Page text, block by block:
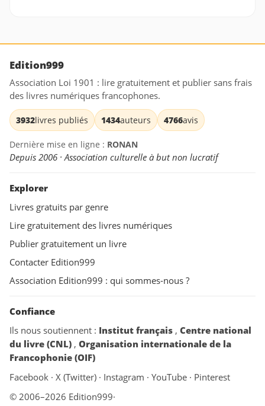
Edition999
Association Loi 1901 : lire gratuitement et publier sans frais
des livres numériques francophones.
3932livres publiés 1434auteurs 4766avis
Dernière mise en ligne : RONAN
Depuis 2006 · Association culturelle à but non lucratif
Explorer
Livres gratuits par genre
Lire gratuitement des livres numériques
Publier gratuitement un livre
Contacter Edition999
Association Edition999 : qui sommes-nous ?
Confiance
Ils nous soutiennent : Institut français , Centre national
du livre (CNL) , Organisation internationale de la
Francophonie (OIF)
Facebook · X (Twitter) · Instagram · YouTube · Pinterest
© 2006–2026 Edition999·